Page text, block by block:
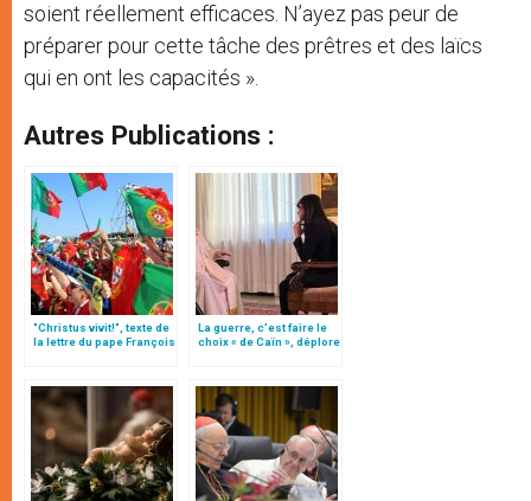
soient réellement efficaces. N’ayez pas peur de
préparer pour cette tâche des prêtres et des laïcs
qui en ont les capacités ».
Autres Publications :
"Christus vivit!", texte de
la lettre du pape François
La guerre, c’est faire le
choix « de Caïn », déplore